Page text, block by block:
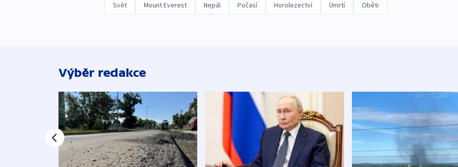
Svět Mount Everest Nepál Počasí Horolezectví Úmrtí Oběti
Výběr redakce